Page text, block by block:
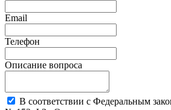
Email
Телефон
Описание вопроса
В соответствии с Федеральным